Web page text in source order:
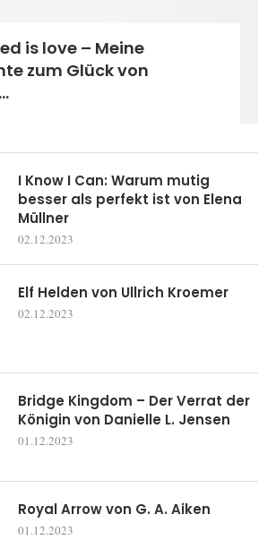
is love – Meine
zum Glück von
I Know I Can: Warum mutig
besser als perfekt ist von Elena
Müllner
02.12.2023
Elf Helden von Ullrich Kroemer
02.12.2023
Bridge Kingdom – Der Verrat der
Königin von Danielle L. Jensen
01.12.2023
Royal Arrow von G. A. Aiken
01.12.2023